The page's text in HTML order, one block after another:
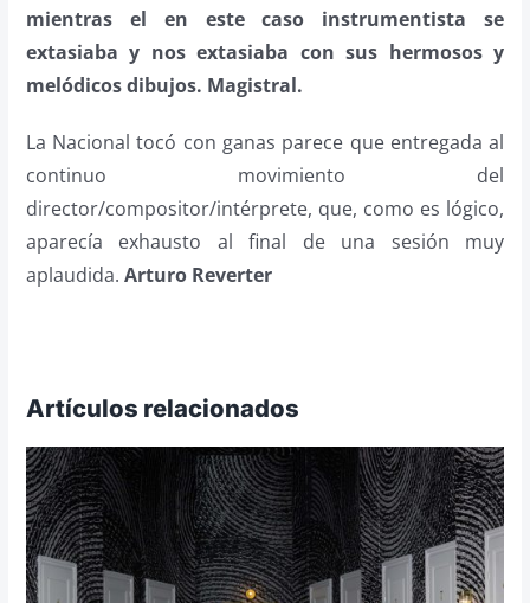
mientras el en este caso instrumentista se
extasiaba y nos extasiaba con sus hermosos y
melódicos dibujos. Magistral.
La Nacional tocó con ganas parece que entregada al
continuo movimiento del
director/compositor/intérprete, que, como es lógico,
aparecía exhausto al final de una sesión muy
aplaudida. Arturo Reverter
Artículos relacionados